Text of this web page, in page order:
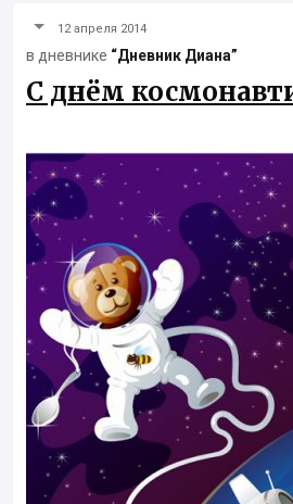
12 апреля 2014
в дневнике “Дневник Диана”
С днём